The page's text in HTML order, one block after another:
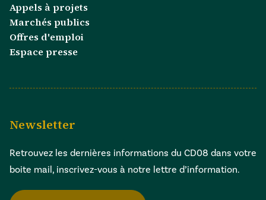
Appels à projets
Marchés publics
Offres d'emploi
Espace presse
Newsletter
Retrouvez les dernières informations du CD08 dans votre
boite mail, inscrivez-vous à notre lettre d’information.